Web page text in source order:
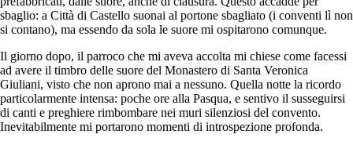
sbaglio: a Città di Castello suonai al portone sbagliato (i conventi lì non
si contano), ma essendo da sola le suore mi ospitarono comunque.
Il giorno dopo, il parroco che mi aveva accolta mi chiese come facessi
ad avere il timbro delle suore del Monastero di Santa Veronica
Giuliani, visto che non aprono mai a nessuno. Quella notte la ricordo
particolarmente intensa: poche ore alla Pasqua, e sentivo il susseguirsi
di canti e preghiere rimbombare nei muri silenziosi del convento.
Inevitabilmente mi portarono momenti di introspezione profonda.